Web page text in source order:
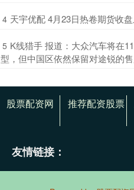
4 天宇优配 4月23日热卷期货收
5 ​K线猎手 报道：大众汽车将在
型，但中国区依然保留对途锐的
股票配资网 推荐配资股票
友情链接：